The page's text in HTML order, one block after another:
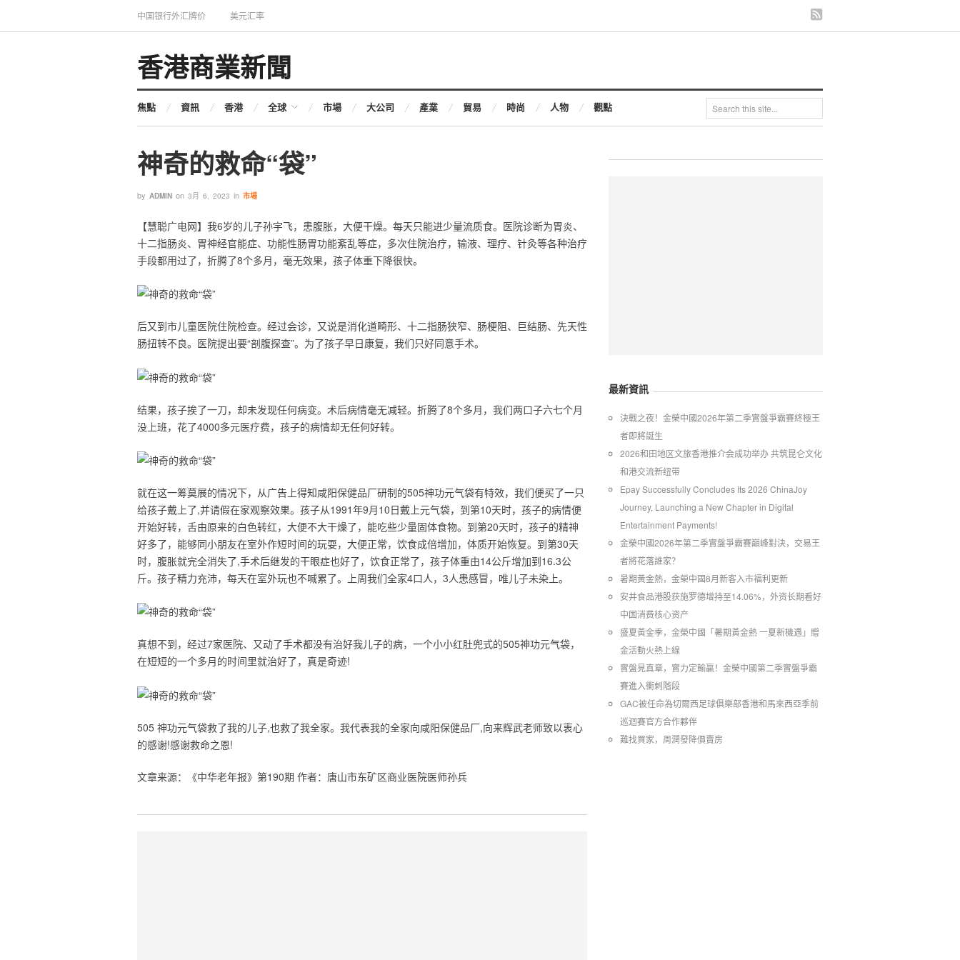
中国银行外汇牌价 美元汇率
香港商業新聞
焦點 資訊 香港 全球 市場 大公司 產業 貿易 時尚 人物 觀點
神奇的救命“袋”
by ADMIN on 3月 6, 2023 in 市場
【慧聪广电网】我6岁的儿子孙宇飞，患腹胀，大便干燥。每天只能进少量流质食。医院诊断为胃炎、
十二指肠炎、胃神经官能症、功能性肠胃功能紊乱等症，多次住院治疗，输液、理疗、针灸等各种治疗
手段都用过了，折腾了8个多月，毫无效果，孩子体重下降很快。
后又到市儿童医院住院检查。经过会诊，又说是消化道畸形、十二指肠狭窄、肠梗阻、巨结肠、先天性
肠扭转不良。医院提出要“剖腹探查”。为了孩子早日康复，我们只好同意手术。
结果，孩子挨了一刀，却未发现任何病变。术后病情毫无减轻。折腾了8个多月，我们两口子六七个月
没上班，花了4000多元医疗费，孩子的病情却无任何好转。
就在这一筹莫展的情况下，从广告上得知咸阳保健品厂研制的505神功元气袋有特效，我们便买了一只
给孩子戴上了,并请假在家观察效果。孩子从1991年9月10日戴上元气袋，到第10天时，孩子的病情便
开始好转，舌由原来的白色转红，大便不大干燥了，能吃些少量固体食物。到第20天时，孩子的精神
好多了，能够同小朋友在室外作短时间的玩耍，大便正常，饮食成倍增加，体质开始恢复。到第30天
时，腹胀就完全消失了,手术后继发的干眼症也好了，饮食正常了，孩子体重由14公斤增加到16.3公
斤。孩子精力充沛，每天在室外玩也不喊累了。上周我们全家4口人，3人患感冒，唯儿子未染上。
真想不到，经过7家医院、又动了手术都没有治好我儿子的病，一个小小红肚兜式的505神功元气袋，
在短短的一个多月的时间里就治好了，真是奇迹!
505 神功元气袋救了我的儿子,也救了我全家。我代表我的全家向咸阳保健品厂,向来辉武老师致以衷心
的感谢!感谢救命之恩!
文章来源：《中华老年报》第190期 作者：唐山市东矿区商业医院医师孙兵
最新資訊
​決戰之夜！金榮中國2026年第二季實盤爭霸賽終極王
者即將誕生
2026和田地区文旅香港推介会成功举办 共筑昆仑文化
和港交流新纽带
Epay Successfully Concludes Its 2026 ChinaJoy
Journey, Launching a New Chapter in Digital
Entertainment Payments!
金榮中國2026年第二季實盤爭霸賽巔峰對決，交易王
者將花落誰家？
暑期黃金熱，金榮中國8月新客入市福利更新
安井食品港股获施罗德增持至14.06%，外资长期看好
中国消费核心资产
​盛夏黃金季，金榮中國「暑期黃金熱 一夏新機遇」贈
金活動火熱上線
實盤見真章，實力定輸贏！金榮中國第二季實盤爭霸
賽進入衝刺階段
GAC被任命為切爾西足球俱樂部香港和馬來西亞季前
巡迴賽官方合作夥伴
難找買家，周潤發降價賣房